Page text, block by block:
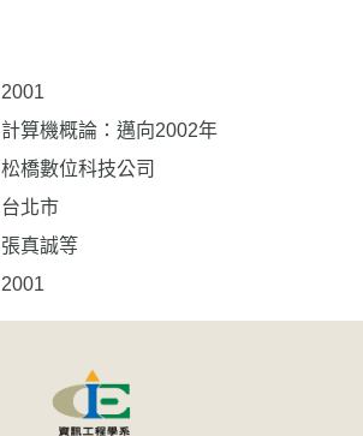
2001
計算機概論：邁向2002年
松橋數位科技公司
台北市
張真誠等
2001